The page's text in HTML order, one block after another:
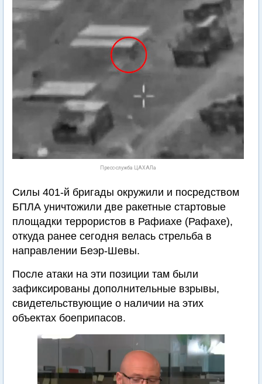
Пресс-служба ЦАХАЛа
Силы 401-й бригады окружили и посредством
БПЛА уничтожили две ракетные стартовые
площадки террористов в Рафиахе (Рафахе),
откуда ранее сегодня велась стрельба в
направлении Беэр-Шевы.
После атаки на эти позиции там были
зафиксированы дополнительные взрывы,
свидетельствующие о наличии на этих
объектах боеприпасов.